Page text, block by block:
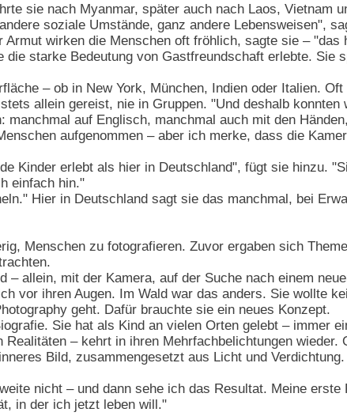
sie nach Myanmar, später auch nach Laos, Vietnam
soziale Umstände, ganz andere Lebensweisen",
Armut wirken die Menschen oft fröhlich, sagte sie –
die starke Bedeutung von Gastfreundschaft erlebte. Sie
– ob in New York, München, Indien oder Italien.
allein gereist, nie in Gruppen. "Und deshalb
manchmal auf Englisch, manchmal auch mit den
aufgenommen – aber ich merke, dass die
Kinder erlebt als hier in Deutschland", fügt sie hinzu.
einfach hin."
Hier in Deutschland sagt sie das manchmal, bei
Menschen zu fotografieren. Zuvor ergaben sich
– allein, mit der Kamera, auf der Suche nach einem
vor ihren Augen. Im Wald war das anders. Sie wollte
geht. Dafür brauchte sie ein neues Konzept.
Sie hat als Kind an vielen Orten gelebt – immer
Realitäten – kehrt in ihren Mehrfachbelichtungen
Bild, zusammengesetzt aus Licht und Verdichtung.
nicht – und dann sehe ich das Resultat. Meine
in der ich jetzt leben will."